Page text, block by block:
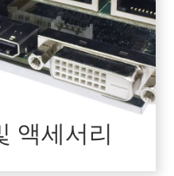
액세서리